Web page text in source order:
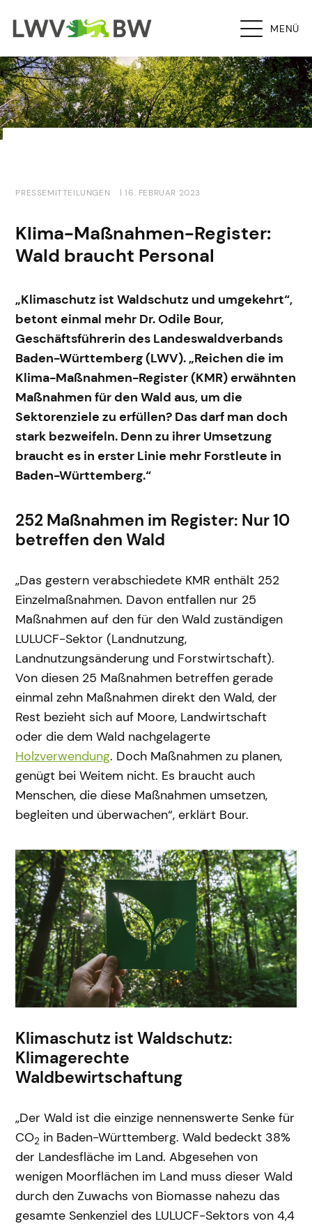
MENÜ
PRESSEMITTEILUNGEN | 16. FEBRUAR 2023
Klima-Maßnahmen-Register:
Wald braucht Personal
„Klimaschutz ist Waldschutz und umgekehrt“,
betont einmal mehr Dr. Odile Bour,
Geschäftsführerin des Landeswaldverbands
Baden-Württemberg (LWV). „Reichen die im
Klima-Maßnahmen-Register (KMR) erwähnten
Maßnahmen für den Wald aus, um die
Sektorenziele zu erfüllen? Das darf man doch
stark bezweifeln. Denn zu ihrer Umsetzung
braucht es in erster Linie mehr Forstleute in
Baden-Württemberg.“
252 Maßnahmen im Register: Nur 10
betreffen den Wald
„Das gestern verabschiedete KMR enthält 252
Einzelmaßnahmen. Davon entfallen nur 25
Maßnahmen auf den für den Wald zuständigen
LULUCF-Sektor (Landnutzung,
Landnutzungsänderung und Forstwirtschaft).
Von diesen 25 Maßnahmen betreffen gerade
einmal zehn Maßnahmen direkt den Wald, der
Rest bezieht sich auf Moore, Landwirtschaft
oder die dem Wald nachgelagerte
Holzverwendung. Doch Maßnahmen zu planen,
genügt bei Weitem nicht. Es braucht auch
Menschen, die diese Maßnahmen umsetzen,
begleiten und überwachen“, erklärt Bour.
Klimaschutz ist Waldschutz:
Klimagerechte
Waldbewirtschaftung
„Der Wald ist die einzige nennenswerte Senke für
CO2 in Baden-Württemberg. Wald bedeckt 38%
der Landesfläche im Land. Abgesehen von
wenigen Moorflächen im Land muss dieser Wald
durch den Zuwachs von Biomasse nahezu das
gesamte Senkenziel des LULUCF-Sektors von 4,4